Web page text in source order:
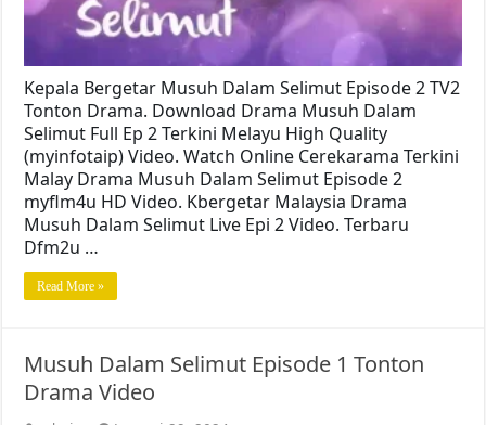
Kepala Bergetar Musuh Dalam Selimut Episode 2 TV2
Tonton Drama. Download Drama Musuh Dalam
Selimut Full Ep 2 Terkini Melayu High Quality
(myinfotaip) Video. Watch Online Cerekarama Terkini
Malay Drama Musuh Dalam Selimut Episode 2
myflm4u HD Video. Kbergetar Malaysia Drama
Musuh Dalam Selimut Live Epi 2 Video. Terbaru
Dfm2u …
Read More »
Musuh Dalam Selimut Episode 1 Tonton
Drama Video